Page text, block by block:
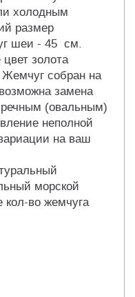
холодным
размер
шеи - 45 см.
золота
собран на
замена
речным (овальным)
неполной
на ваш
морской
во жемчуга